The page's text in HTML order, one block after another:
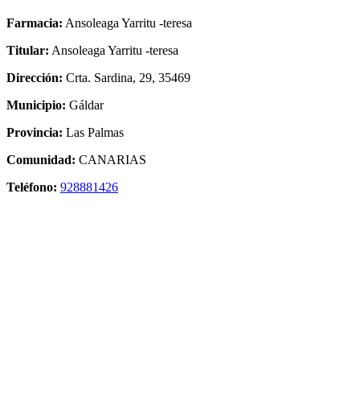
Farmacia: Ansoleaga Yarritu -teresa
Titular: Ansoleaga Yarritu -teresa
Dirección: Crta. Sardina, 29, 35469
Municipio: Gáldar
Provincia: Las Palmas
Comunidad: CANARIAS
Teléfono: 928881426